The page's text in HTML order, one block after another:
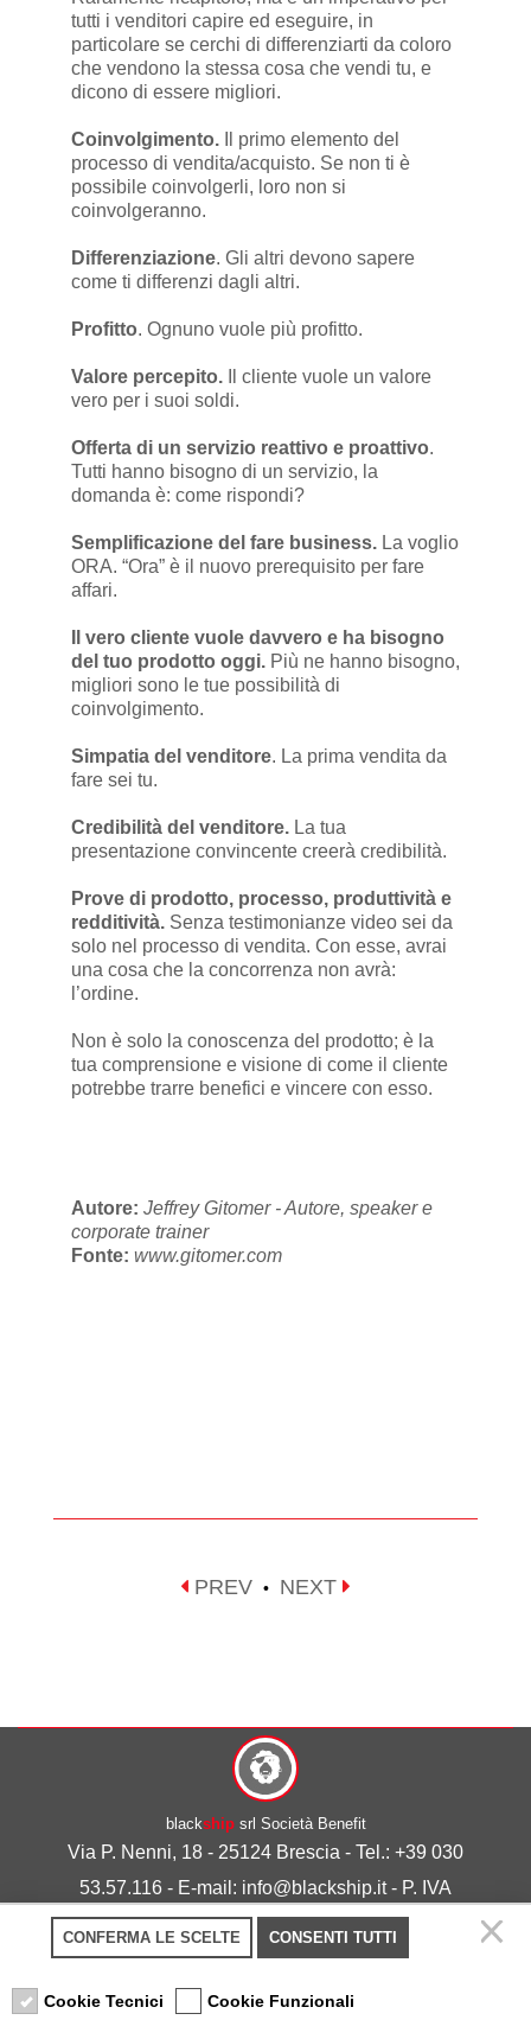
tutti i venditori capire ed eseguire, in
particolare se cerchi di differenziarti da coloro
che vendono la stessa cosa che vendi tu, e
dicono di essere migliori.
Coinvolgimento.Il primo elemento del
processo di vendita/acquisto. Se non ti è
possibile coinvolgerli, loro non si
coinvolgeranno.
Differenziazione. Gli altri devono sapere
come ti differenzi dagli altri.
Profitto. Ognuno vuole più profitto.
Valore percepito.Il cliente vuole un valore
vero per i suoi soldi.
Offerta di un servizio reattivo e proattivo.
Tutti hanno bisogno di un servizio, la
domanda è: come rispondi?
Semplificazione del fare business.La voglio
ORA. “Ora” è il nuovo prerequisito per fare
affari.
Il vero cliente vuole davvero e ha bisogno
del tuo prodotto oggi.Più ne hanno bisogno,
migliori sono le tue possibilità di
coinvolgimento.
Simpatia del venditore. La prima vendita da
fare sei tu.
Credibilità del venditore.La tua
presentazione convincente creerà credibilità.
Prove di prodotto, processo, produttività e
redditività.Senza testimonianze video sei da
solo nel processo di vendita. Con esse, avrai
una cosa che la concorrenza non avrà:
l’ordine.
Non è solo la conoscenza del prodotto; è la
tua comprensione e visione di come il cliente
potrebbe trarre benefici e vincere con esso.
Autore: Jeffrey Gitomer - Autore, speaker e
corporate trainer
Fonte: www.gitomer.com
PREV • NEXT
blackshipsrl Società Benefit
Via P. Nenni, 18 - 25124 Brescia - Tel.: +39 030
53.57.116 - E-mail: info@blackship.it - P. IVA
03492980986
Privacy policy-Cookie policy
CONFERMA LE SCELTE CONSENTI TUTTI
Cookie Tecnici Cookie Funzionali